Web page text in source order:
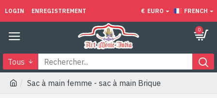
LOGIN ENREGISTREMENT € EURO FRENCH
0
Tous
Sac à main femme - sac à main Brique